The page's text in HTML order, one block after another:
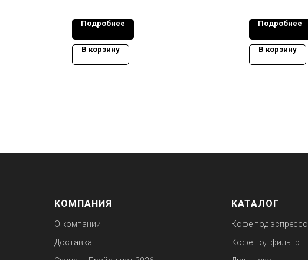
Подробнее
В корзину
Подробнее
В корзину
КОМПАНИЯ
О компании
Доставка
КАТАЛОГ
Кофе под эспрессо
Кофе под фильтр